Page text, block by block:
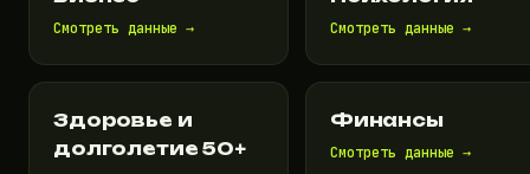
Смотреть данные → Смотреть данные →
Здоровье и
долголетие 50+
Финансы
Смотреть данные →